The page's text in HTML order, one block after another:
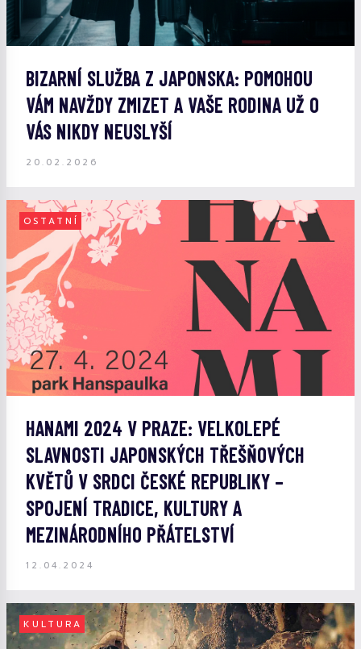
BIZARNÍ SLUŽBA Z JAPONSKA: POMOHOU
VÁM NAVŽDY ZMIZET A VAŠE RODINA UŽ O
VÁS NIKDY NEUSLYŠÍ
20.02.2026
OSTATNÍ
HANAMI 2024 V PRAZE: VELKOLEPÉ
SLAVNOSTI JAPONSKÝCH TŘEŠŇOVÝCH
KVĚTŮ V SRDCI ČESKÉ REPUBLIKY –
SPOJENÍ TRADICE, KULTURY A
MEZINÁRODNÍHO PŘÁTELSTVÍ
12.04.2024
KULTURA